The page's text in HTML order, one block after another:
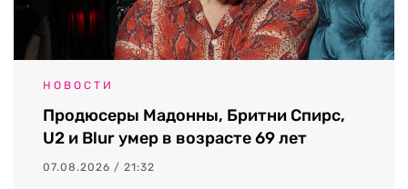
НОВОСТИ
Продюсеры Мадонны, Бритни Спирс,
U2 и Blur умер в возрасте 69 лет
07.08.2026 / 21:32